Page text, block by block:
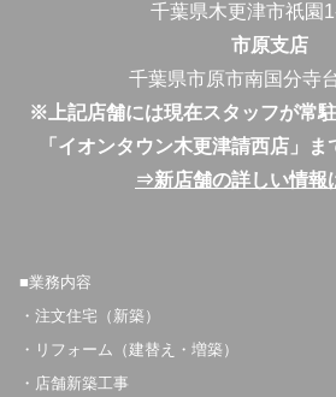
千葉県木更津市祇園
市原支店
千葉県市原市南国分寺
※上記店舗には現在スタッフが常
「イオンタウン木更津請西店」ま
⇒新店舗の詳しい情報
■業務内容
・注文住宅（新築）
・リフォーム（建替え・増築）
・店舗新築工事